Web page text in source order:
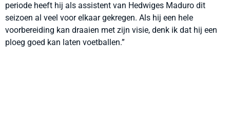
periode heeft hij als assistent van Hedwiges Maduro dit
seizoen al veel voor elkaar gekregen. Als hij een hele
voorbereiding kan draaien met zijn visie, denk ik dat hij een
ploeg goed kan laten voetballen.”